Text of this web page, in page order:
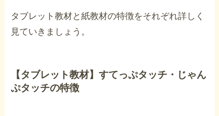
タブレット教材と紙教材の特徴をそれぞれ詳しく
見ていきましょう。
【タブレット教材】すてっぷタッチ・じゃん
ぷタッチの特徴